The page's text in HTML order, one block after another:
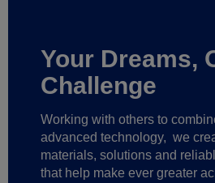
Your Dreams,
Challenge
Working with others to
advanced technology, we
materials, solutions and
that help make ever greater